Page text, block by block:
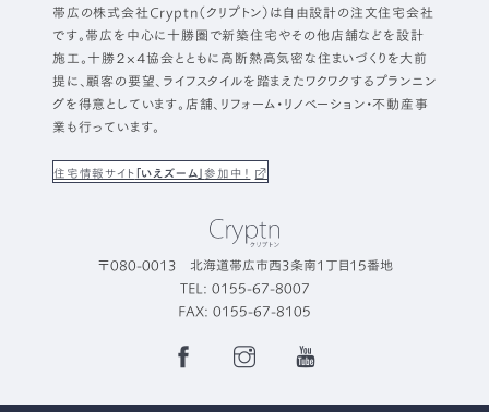
帯広の株式会社Cryptn（クリプトン）は自由設計の注文住宅会社
です。帯広を中心に十勝圏で新築住宅やその他店舗などを設計
施工。十勝２×４協会とともに高断熱高気密な住まいづくりを大前
提に、顧客の要望、ライフスタイルを踏まえたワクワクするプランニン
グを得意としています。店舗、リフォーム・リノベーション・不動産事
業も行っています。
住宅情報サイト「いえズーム」参加中！
〒080-0013 北海道帯広市西3条南1丁目15番地
TEL: 0155-67-8007
FAX: 0155-67-8105
FacebookInstagramYouTube